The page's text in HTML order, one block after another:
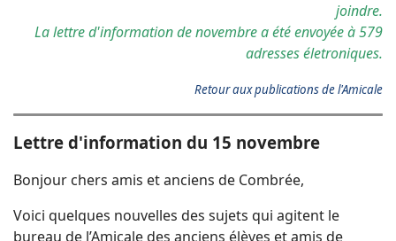
joindre.
La lettre d'information de novembre a été envoyée à 579
adresses életroniques.
Retour aux publications de l'Amicale
Lettre d'information du 15 novembre
Bonjour chers amis et anciens de Combrée,
Voici quelques nouvelles des sujets qui agitent le
bureau de l’Amicale des anciens élèves et amis de